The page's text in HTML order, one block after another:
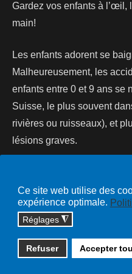
Ce site web utilise des
expérience optimale.
Réglages ◮
Refuser Accepter
Gardez vos enfants à l’œil,
main!
Les enfants adorent se
Malheureusement, les
enfants entre 0 et 9 ans se
Suisse, le plus souvent
rivières ou ruisseaux), et
lésions graves.
Copyright © 2026
solutions informatiques